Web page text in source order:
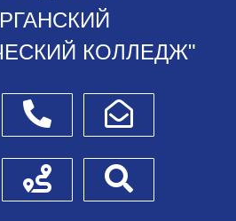
КОЛЛЕДЖ"
ТелефоныНаписать обращение
менюСхема проезда